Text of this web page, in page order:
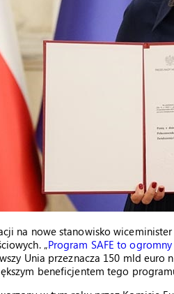
na nowe stanowisko
„Program SAFE to
Unia przeznacza 150 mld
beneficjentem tego